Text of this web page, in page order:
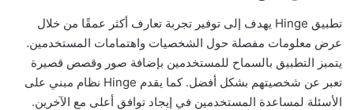
تطبيق Hinge يهدف إلى توفير تجربة تعارف أكثر عمقًا من خلال
عرض معلومات مفصلة حول الشخصيات واهتمامات المستخدمين.
يتميز التطبيق بالسماح للمستخدمين بإضافة صور وقصص قصيرة
تعبر عن شخصيتهم بشكل أفضل. كما يقدم Hinge نظام مبني على
الأسئلة لمساعدة المستخدمين في إيجاد توافق أعلى مع الآخرين.